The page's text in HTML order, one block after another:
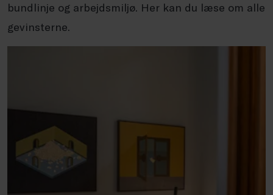
bundlinje og arbejdsmiljø. Her kan du læse om alle
gevinsterne.